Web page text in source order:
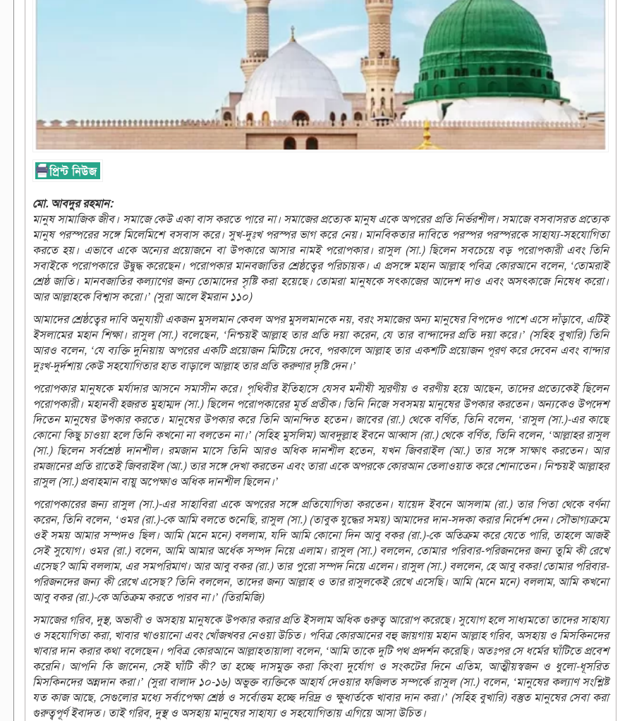
মো. আবদুর রহমান:
মানুষ সামাজিক জীব। সমাজে কেউ একা বাস করতে পারে না। সমাজের প্রত্যেক মানুষ একে অপরের প্রতি নির্ভরশীল। সমাজে বসবাসরত প্রত্যেক
মানুষ পরস্পরের সঙ্গে মিলেমিশে বসবাস করে। সুখ-দুঃখ পরস্পর ভাগ করে নেয়। মানবিকতার দাবিতে পরস্পর পরস্পরকে সাহায্য-সহযোগিতা
করতে হয়। এভাবে একে অন্যের প্রয়োজনে বা উপকারে আসার নামই পরোপকার। রাসুল (সা.) ছিলেন সবচেয়ে বড় পরোপকারী এবং তিনি
সবাইকে পরোপকারে উদ্বুদ্ধ করেছেন। পরোপকার মানবজাতির শ্রেষ্ঠত্বের পরিচায়ক। এ প্রসঙ্গে মহান আল্লাহ পবিত্র কোরআনে বলেন, ‘তোমরাই
শ্রেষ্ঠ জাতি। মানবজাতির কল্যাণের জন্য তোমাদের সৃষ্টি করা হয়েছে। তোমরা মানুষকে সৎকাজের আদেশ দাও এবং অসৎকাজে নিষেধ করো।
আর আল্লাহকে বিশ্বাস করো।’ (সুরা আলে ইমরান ১১০)
আমাদের শ্রেষ্ঠত্বের দাবি অনুযায়ী একজন মুসলমান কেবল অপর মুসলমানকে নয়, বরং সমাজের অন্য মানুষের বিপদেও পাশে এসে দাঁড়াবে, এটিই
ইসলামের মহান শিক্ষা। রাসুল (সা.) বলেছেন, ‘নিশ্চয়ই আল্লাহ তার প্রতি দয়া করেন, যে তার বান্দাদের প্রতি দয়া করে।’ (সহিহ বুখারি) তিনি
আরও বলেন, ‘যে ব্যক্তি দুনিয়ায় অপরের একটি প্রয়োজন মিটিয়ে দেবে, পরকালে আল্লাহ তার একশটি প্রয়োজন পূরণ করে দেবেন এবং বান্দার
দুঃখ-দুর্দশায় কেউ সহযোগিতার হাত বাড়ালে আল্লাহ তার প্রতি করুণার দৃষ্টি দেন।’
পরোপকার মানুষকে মর্যাদার আসনে সমাসীন করে। পৃথিবীর ইতিহাসে যেসব মনীষী স্মরণীয় ও বরণীয় হয়ে আছেন, তাদের প্রত্যেকেই ছিলেন
পরোপকারী। মহানবী হজরত মুহাম্মদ (সা.) ছিলেন পরোপকারের মূর্ত প্রতীক। তিনি নিজে সবসময় মানুষের উপকার করতেন। অন্যকেও উপদেশ
দিতেন মানুষের উপকার করতে। মানুষের উপকার করে তিনি আনন্দিত হতেন। জাবের (রা.) থেকে বর্ণিত, তিনি বলেন, ‘রাসুল (সা.)-এর কাছে
কোনো কিছু চাওয়া হলে তিনি কখনো না বলতেন না।’ (সহিহ মুসলিম) আবদুল্লাহ ইবনে আব্বাস (রা.) থেকে বর্ণিত, তিনি বলেন, ‘আল্লাহর রাসুল
(সা.) ছিলেন সর্বশ্রেষ্ঠ দানশীল। রমজান মাসে তিনি আরও অধিক দানশীল হতেন, যখন জিবরাইল (আ.) তার সঙ্গে সাক্ষাৎ করতেন। আর
রমজানের প্রতি রাতেই জিবরাইল (আ.) তার সঙ্গে দেখা করতেন এবং তারা একে অপরকে কোরআন তেলাওয়াত করে শোনাতেন। নিশ্চয়ই আল্লাহর
রাসুল (সা.) প্রবাহমান বায়ু অপেক্ষাও অধিক দানশীল ছিলেন।’
পরোপকারের জন্য রাসুল (সা.)-এর সাহাবিরা একে অপরের সঙ্গে প্রতিযোগিতা করতেন। যায়েদ ইবনে আসলাম (রা.) তার পিতা থেকে বর্ণনা
করেন, তিনি বলেন, ‘ওমর (রা.)-কে আমি বলতে শুনেছি, রাসুল (সা.) (তাবুক যুদ্ধের সময়) আমাদের দান-সদকা করার নির্দেশ দেন। সৌভাগ্যক্রমে
ওই সময় আমার সম্পদও ছিল। আমি (মনে মনে) বললাম, যদি আমি কোনো দিন আবু বকর (রা.)-কে অতিক্রম করে যেতে পারি, তাহলে আজই
সেই সুযোগ। ওমর (রা.) বলেন, আমি আমার অর্ধেক সম্পদ নিয়ে এলাম। রাসুল (সা.) বললেন, তোমার পরিবার-পরিজনদের জন্য তুমি কী রেখে
এসেছ? আমি বললাম, এর সমপরিমাণ। আর আবু বকর (রা.) তার পুরো সম্পদ নিয়ে এলেন। রাসুল (সা.) বললেন, হে আবু বকর! তোমার পরিবার-
পরিজনদের জন্য কী রেখে এসেছ? তিনি বললেন, তাদের জন্য আল্লাহ ও তার রাসুলকেই রেখে এসেছি। আমি (মনে মনে) বললাম, আমি কখনো
আবু বকর (রা.)-কে অতিক্রম করতে পারব না।’ (তিরমিজি)
সমাজের গরিব, দুস্থ, অভাবী ও অসহায় মানুষকে উপকার করার প্রতি ইসলাম অধিক গুরুত্ব আরোপ করেছে। সুযোগ হলে সাধ্যমতো তাদের সাহায্য
ও সহযোগিতা করা, খাবার খাওয়ানো এবং খোঁজখবর নেওয়া উচিত। পবিত্র কোরআনের বহু জায়গায় মহান আল্লাহ গরিব, অসহায় ও মিসকিনদের
খাবার দান করার কথা বলেছেন। পবিত্র কোরআনে আল্লাহতায়ালা বলেন, ‘আমি তাকে দুটি পথ প্রদর্শন করেছি। অতঃপর সে ধর্মের ঘাঁটিতে প্রবেশ
করেনি। আপনি কি জানেন, সেই ঘাঁটি কী? তা হচ্ছে দাসমুক্ত করা কিংবা দুর্যোগ ও সংকটের দিনে এতিম, আত্মীয়স্বজন ও ধুলো-ধূসরিত
মিসকিনদের অন্নদান করা।’ (সুরা বালাদ ১০-১৬) অভুক্ত ব্যক্তিকে আহার্য দেওয়ার ফজিলত সম্পর্কে রাসুল (সা.) বলেন, ‘মানুষের কল্যাণ সংশ্লিষ্ট
যত কাজ আছে, সেগুলোর মধ্যে সর্বাপেক্ষা শ্রেষ্ঠ ও সর্বোত্তম হচ্ছে দরিদ্র ও ক্ষুধার্তকে খাবার দান করা।’ (সহিহ বুখারি) বস্তুত মানুষের সেবা করা
গুরুত্বপূর্ণ ইবাদত। তাই গরিব, দুস্থ ও অসহায় মানুষের সাহায্য ও সহযোগিতায় এগিয়ে আসা উচিত।